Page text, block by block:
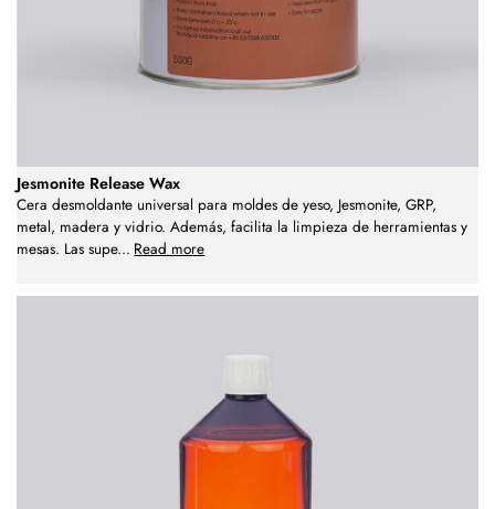
Jesmonite Release Wax
Cera desmoldante universal para moldes de yeso, Jesmonite, GRP,
metal, madera y vidrio. Además, facilita la limpieza de herramientas y
mesas. Las supe... Read more